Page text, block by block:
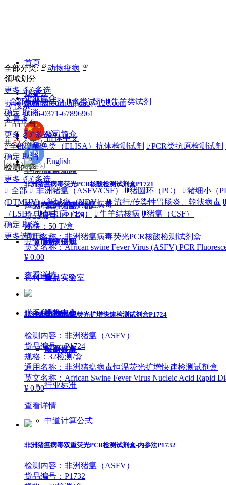
首页
企业简介
公司简介
发展历程
新闻中心
公司新闻
领导关怀
科技创新
非洲猪瘟产品
非洲猪瘟产品
政策法规
产品中心
动物疫病
食品安全
生物安全
仪器设备
中道服务
重点实验室
技术合作
应用方案
资料中心
视频中心
国家标准
行业标准
中道计算公式
联系我们
邮箱：
zhengzhouzhongdao@126.com
电话：
0086-0371-67896961
끠 搜索
文章 ꀁ
文章
产品
简体中文
English
全部分类: ꁇ 动物疫病 ꁇ
领域划分
更多 ꀅ ꄸ 多选
ꁂ全部 ꁂ猪类试剂 ꁂ禽类试剂 ꁂ牛羊类试剂
确定 取消
产品平台
更多 ꀅ ꄸ 多选
ꁂ全部 ꁂ酶免类（ELISA）抗体检测试剂 ꁂPCR类抗原检测试剂
确定 取消
检测内容
更多 ꀅ ꄸ 多选
ꁂ 全部 ꁂ 非洲猪瘟（ASFV/CSF） ꁂ猪圆环（PC） ꁂ猪细小（
(DTMUV) ꁂ新城疫（NDV） ꁂ流行/传染性胃肠炎、轮状病毒
（LSD）ꁂ包虫病（Eg） ꁂ牛羊结核病 ꁂ猪瘟（CSF）
确定 取消
更多选项 ꀁ
共82个产品
非洲猪瘟病毒荧光PCR核酸检测试剂盒P1721
检测内容：非洲猪瘟病毒
货品编号：P1721
规格：50 T/盒
通用名称：非洲猪瘟病毒荧光PCR核酸检测试剂盒
英文名称：African swine Fever Virus (ASFV) PCR
¥ 0.00
查看详情
非洲猪瘟病毒恒温荧光扩增快速检测试剂盒P1724
检测内容：非洲猪瘟（ASFV）
货品编号：P1724
规格：32检测/盒
通用名称：非洲猪瘟病毒恒温荧光扩增快速检测试剂盒
英文名称：African Swine Fever Virus Nucleic Acid Rapid
¥ 0.00
查看详情
非洲猪瘟病毒双重荧光PCR检测试剂盒-内参法P1732
检测内容：非洲猪瘟（ASFV）
货品编号：P1732